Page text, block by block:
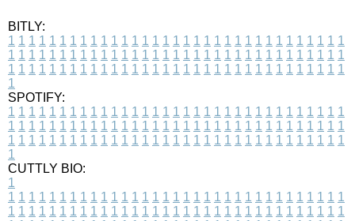
BITLY:
1 1 1 1 1 1 1 1 1 1 1 1 1 1 1 1 1 1 1 1 1 1 1 1 1 1 1 1 1 1 1 1 1
1 1 1 1 1 1 1 1 1 1 1 1 1 1 1 1 1 1 1 1 1 1 1 1 1 1 1 1 1 1 1 1 1
1 1 1 1 1 1 1 1 1 1 1 1 1 1 1 1 1 1 1 1 1 1 1 1 1 1 1 1 1 1 1 1 1
1
SPOTIFY:
1 1 1 1 1 1 1 1 1 1 1 1 1 1 1 1 1 1 1 1 1 1 1 1 1 1 1 1 1 1 1 1 1
1 1 1 1 1 1 1 1 1 1 1 1 1 1 1 1 1 1 1 1 1 1 1 1 1 1 1 1 1 1 1 1 1
1 1 1 1 1 1 1 1 1 1 1 1 1 1 1 1 1 1 1 1 1 1 1 1 1 1 1 1 1 1 1 1 1
1
CUTTLY BIO:
1
1 1 1 1 1 1 1 1 1 1 1 1 1 1 1 1 1 1 1 1 1 1 1 1 1 1 1 1 1 1 1 1 1
1 1 1 1 1 1 1 1 1 1 1 1 1 1 1 1 1 1 1 1 1 1 1 1 1 1 1 1 1 1 1 1 1